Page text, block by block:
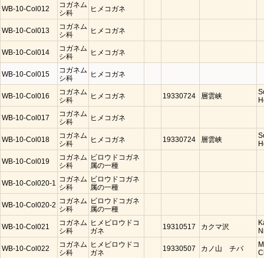
WB-10-Col012
コガネム
シ科
ヒメコガネ
WB-10-Col013
コガネム
シ科
ヒメコガネ
WB-10-Col014
コガネム
シ科
ヒメコガネ
WB-10-Col015
コガネム
シ科
ヒメコガネ
WB-10-Col016
コガネム
シ科
ヒメコガネ 19330724 層雲峡
WB-10-Col017
コガネム
シ科
ヒメコガネ
WB-10-Col018
コガネム
シ科
ヒメコガネ 19330724 層雲峡
WB-10-Col019
コガネム
シ科
ビロウドコガネ
属の一種
WB-10-Col020-1 コガネム
シ科
ビロウドコガネ
属の一種
WB-10-Col020-2 コガネム
シ科
ビロウドコガネ
属の一種
WB-10-Col021
コガネム
シ科
ヒメビロウドコ
ガネ
19310517 カクマ沢
WB-10-Col022
コガネム
シ科
ヒメビロウドコ
ガネ
19330507 カノ山 チバ